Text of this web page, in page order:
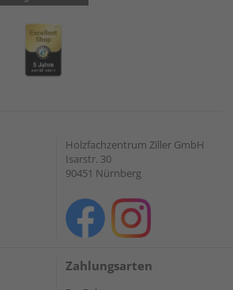
Holzfachzentrum Ziller GmbH
Isarstr. 30
90451 Nürnberg
Zahlungsarten